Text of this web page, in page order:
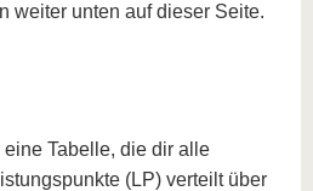
weiter unten auf dieser Seite.
Tabelle, die dir alle
(LP) verteilt über